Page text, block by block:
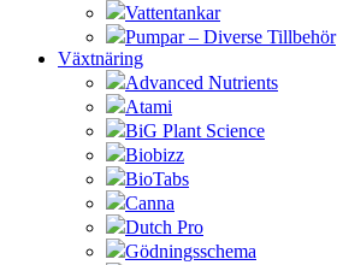
Vattentankar
Pumpar – Diverse Tillbehör
Växtnäring
Advanced Nutrients
Atami
BiG Plant Science
Biobizz
BioTabs
Canna
Dutch Pro
Gödningsschema